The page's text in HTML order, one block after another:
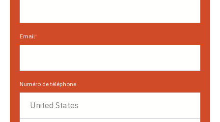
Email*
Numéro de téléphone